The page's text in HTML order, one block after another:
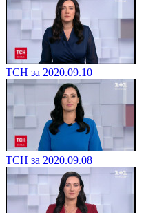
ТСН за 2020.09.10
ТСН за 2020.09.08